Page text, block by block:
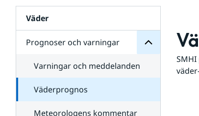
Väder
Prognoser och varningar
för
Varningar och meddelanden
Väderprognos
Meteorologens kommentar